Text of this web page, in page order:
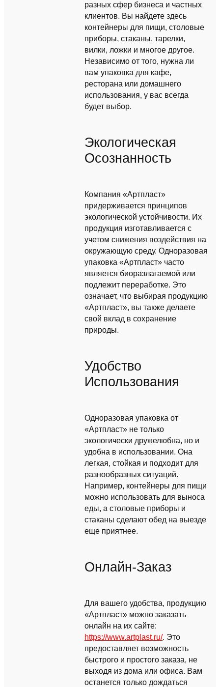
разных сфер бизнеса и частных
клиентов. Вы найдете здесь
контейнеры для пищи, столовые
приборы, стаканы, тарелки,
вилки, ложки и многое другое.
Независимо от того, нужна ли
вам упаковка для кафе,
ресторана или домашнего
использования, у вас всегда
будет выбор.
Экологическая
Осознанность
Компания «Артпласт»
придерживается принципов
экологической устойчивости. Их
продукция изготавливается с
учетом снижения воздействия на
окружающую среду. Одноразовая
упаковка «Артпласт» часто
является биоразлагаемой или
подлежит переработке. Это
означает, что выбирая продукцию
«Артпласт», вы также делаете
свой вклад в сохранение
природы.
Удобство
Использования
Одноразовая упаковка от
«Артпласт» не только
экологически дружелюбна, но и
удобна в использовании. Она
легкая, стойкая и подходит для
разнообразных ситуаций.
Например, контейнеры для пищи
можно использовать для выноса
еды, а столовые приборы и
стаканы сделают обед на выезде
еще приятнее.
Онлайн-Заказ
Для вашего удобства, продукцию
«Артпласт» можно заказать
онлайн на их сайте:
https://www.artplast.ru/. Это
предоставляет возможность
быстрого и простого заказа, не
выходя из дома или офиса. Вам
останется только дождаться